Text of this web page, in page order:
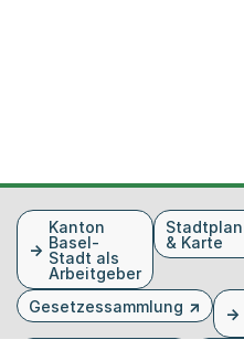
FusszeileKanton
Basel-
Stadt als
Arbeitgeber
Stadtplan
& Karte
Gesetzessammlung